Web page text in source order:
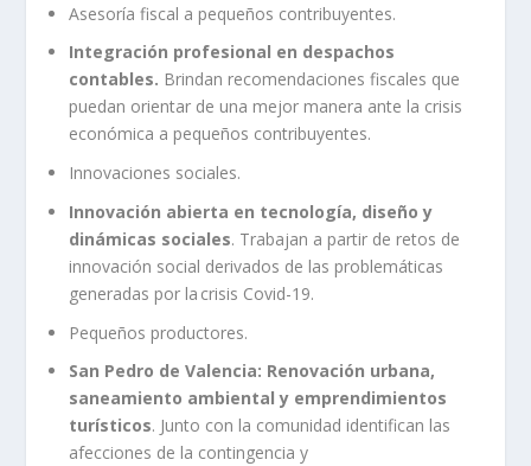
Asesoría fiscal a pequeños contribuyentes.
Integración profesional en despachos
contables. Brindan recomendaciones fiscales que
puedan orientar de una mejor manera ante la crisis
económica a pequeños contribuyentes.
Innovaciones sociales.
Innovación abierta en tecnología, diseño y
dinámicas sociales. Trabajan a partir de retos de
innovación social derivados de las problemáticas
generadas por la crisis Covid-19.
Pequeños productores.
San Pedro de Valencia: Renovación urbana,
saneamiento ambiental y emprendimientos
turísticos. Junto con la comunidad identifican las
afecciones de la contingencia y